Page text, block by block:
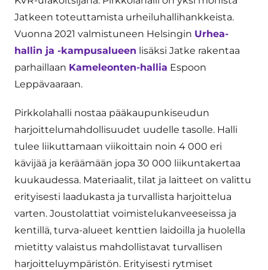
Jatkeen toteuttamista urheiluhallihankkeista.
Vuonna 2021 valmistuneen Helsingin Urhea-
hallin ja -kampusalueen lisäksi Jatke rakentaa
parhaillaan Kameleonten-hallia Espoon
Leppävaaraan.
Pirkkolahalli nostaa pääkaupunkiseudun
harjoittelumahdollisuudet uudelle tasolle. Halli
tulee liikuttamaan viikoittain noin 4 000 eri
kävijää ja keräämään jopa 30 000 liikuntakertaa
kuukaudessa. Materiaalit, tilat ja laitteet on valittu
erityisesti laadukasta ja turvallista harjoittelua
varten. Joustolattiat voimistelukanveeseissa ja
kentillä, turva-alueet kenttien laidoilla ja huolella
mietitty valaistus mahdollistavat turvallisen
harjoitteluympäristön. Erityisesti rytmiset